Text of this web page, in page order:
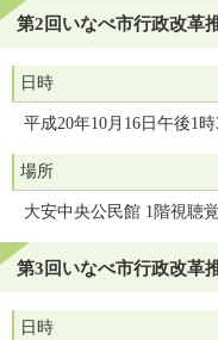
第2回いなべ市行政改革
日時
平成20年10月16日午後1
場所
大安中央公民館 1階視聴
第3回いなべ市行政改革
日時